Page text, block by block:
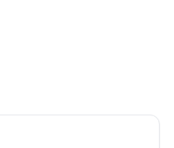
saat 13.00’te Ay
Taziye adresi